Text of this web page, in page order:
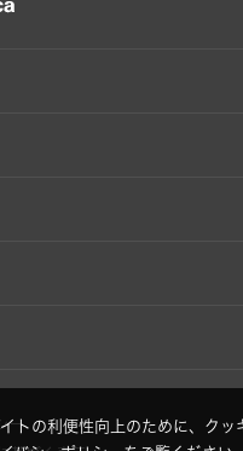
等のお問い合わせ
ートの利便性向上のために、クッ